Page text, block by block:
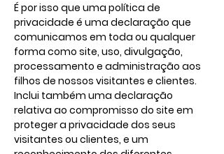
É por isso que uma política de
privacidade é uma declaração que
comunicamos em toda ou qualquer
forma como site, uso, divulgação,
processamento e administração aos
filhos de nossos visitantes e clientes.
Inclui também uma declaração
relativa ao compromisso do site em
proteger a privacidade dos seus
visitantes ou clientes, e um